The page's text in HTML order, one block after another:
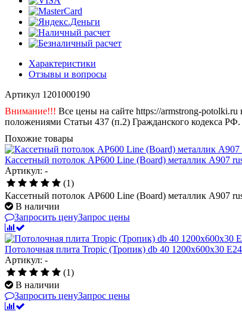
Характеристики
Отзывы и вопросы
Артикул 1201000190
Внимание!!! Все цены на сайте https://armstrong-
положениями Статьи 437 (п.2) Гражданского кодекса
Похожие товары
Кассетный потолок AP600 Line (Board) металлик А907
Артикул: -
(1)
Кассетный потолок AP600 Line (Board) металлик А907
В наличии
Запросить ценуЗапрос цены
Потолочная плита Tropic (Тропик) db 40 1200x600x30 E24
Артикул: -
(1)
В наличии
Запросить ценуЗапрос цены